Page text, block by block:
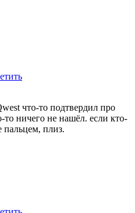
что-то подтвердил про
то ничего не нашёл. если кто-
пальцем, плиз.